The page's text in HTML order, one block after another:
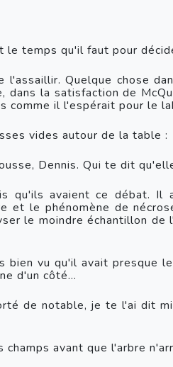
temps qu'il faut pour
l'assaillir. Quelque chose
dans la satisfaction de
comme il l'espérait pour le
vides autour de la table :
Dennis. Qui te dit
qu'ils avaient ce débat.
et le phénomène de
le moindre échantillon
vu qu'il avait presque
d'un côté...
de notable, je te l'ai dit
avant que l'arbre